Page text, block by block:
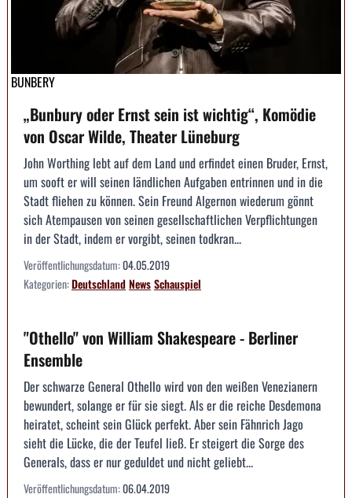
BUNBERY
„Bunbury oder Ernst sein ist wichtig“, Komödie
von Oscar Wilde, Theater Lüneburg
John Worthing lebt auf dem Land und erfindet einen Bruder, Ernst,
um sooft er will seinen ländlichen Aufgaben entrinnen und in die
Stadt fliehen zu können. Sein Freund Algernon wiederum gönnt
sich Atempausen von seinen gesellschaftlichen Verpflichtungen
in der Stadt, indem er vorgibt, seinen todkran...
Veröffentlichungsdatum:04.05.2019
Kategorien:DeutschlandNewsSchauspiel
"Othello" von William Shakespeare - Berliner
Ensemble
Der schwarze General Othello wird von den weißen Venezianern
bewundert, solange er für sie siegt. Als er die reiche Desdemona
heiratet, scheint sein Glück perfekt. Aber sein Fähnrich Jago
sieht die Lücke, die der Teufel ließ. Er steigert die Sorge des
Generals, dass er nur geduldet und nicht geliebt...
Veröffentlichungsdatum:06.04.2019